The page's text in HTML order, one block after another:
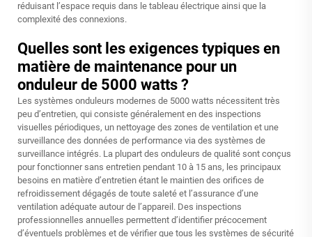
réduisant l’espace requis dans le tableau électrique ainsi que la
complexité des connexions.
Quelles sont les exigences typiques en
matière de maintenance pour un
onduleur de 5000 watts ?
Les systèmes onduleurs modernes de 5000 watts nécessitent très
peu d’entretien, qui consiste généralement en des inspections
visuelles périodiques, un nettoyage des zones de ventilation et une
surveillance des données de performance via des systèmes de
surveillance intégrés. La plupart des onduleurs de qualité sont conçus
pour fonctionner sans entretien pendant 10 à 15 ans, les principaux
besoins en matière d’entretien étant le maintien des orifices de
refroidissement dégagés de toute saleté et l’assurance d’une
ventilation adéquate autour de l’appareil. Des inspections
professionnelles annuelles permettent d’identifier précocement
d’éventuels problèmes et de vérifier que tous les systèmes de sécurité